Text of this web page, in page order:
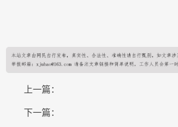
上一篇：
下一篇：